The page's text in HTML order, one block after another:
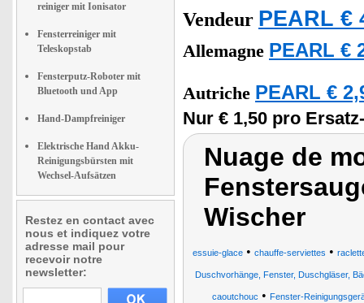
reiniger mit Ionisator
Fensterreiniger mit
Teleskopstab
Fensterputz-Roboter mit
Bluetooth und App
Hand-Dampfreiniger
Elektrische Hand Akku-
Reinigungsbürsten mit
Wechsel-Aufsätzen
Restez en contact avec
nous et indiquez votre
adresse mail pour
recevoir notre
newsletter:
Vendeur PEARL €
Allemagne PEARL €
Autriche PEARL €
Nur € 1,50 pro
Nuage de
Wischer
essuie-glace• chauffe-serviettes •
Duschvorhänge, Fenster, Duschgläser,
caoutchouc • Fenster-